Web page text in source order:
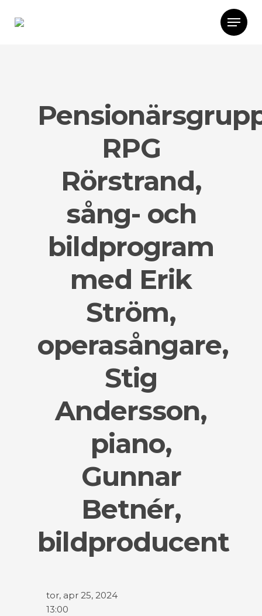
RPG
Rörstrand,
sång- och
bildprogram
med Erik
Ström,
operasångare,
Stig
Andersson,
piano,
Gunnar
Betnér,
bildproducent
tor, apr 25, 2024
13:00